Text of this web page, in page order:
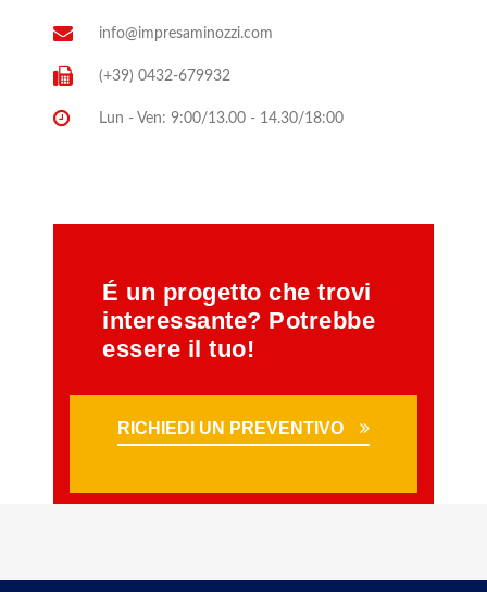
info@impresaminozzi.com
(+39) 0432-679932
Lun - Ven: 9:00/13.00 - 14.30/18:00
É un progetto che trovi
interessante? Potrebbe
essere il tuo!
RICHIEDI UN PREVENTIVO